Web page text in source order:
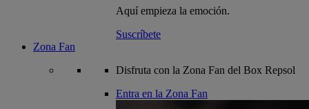
Aquí empieza la emoción.
Suscríbete
Zona Fan
Disfruta con la Zona Fan del Box Repsol
Entra en la Zona Fan